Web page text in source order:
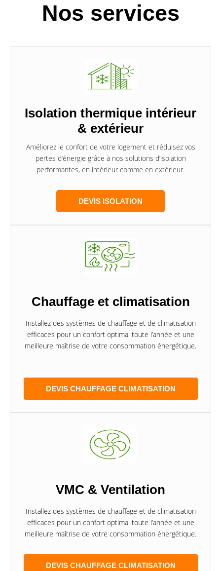
Nos services
Isolation thermique intérieur
& extérieur
Améliorez le confort de votre logement et réduisez vos
pertes d’énergie grâce à nos solutions d’isolation
performantes, en intérieur comme en extérieur.
DEVIS ISOLATION
Chauffage et climatisation
Installez des systèmes de chauffage et de climatisation
efficaces pour un confort optimal toute l’année et une
meilleure maîtrise de votre consommation énergétique.
DEVIS CHAUFFAGE CLIMATISATION
VMC & Ventilation
Installez des systèmes de chauffage et de climatisation
efficaces pour un confort optimal toute l’année et une
meilleure maîtrise de votre consommation énergétique.
DEVIS CHAUFFAGE CLIMATISATION